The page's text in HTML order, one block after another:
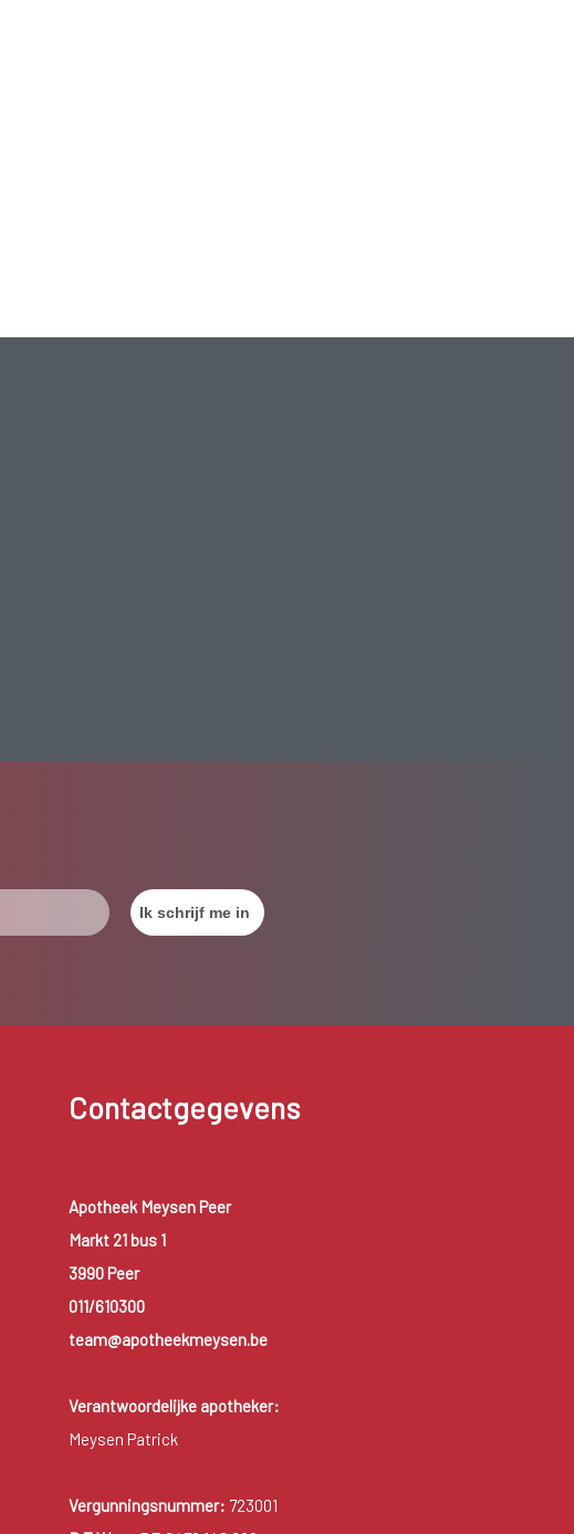
Contactgegevens
Apotheek Meysen Peer
Markt 21 bus 1
3990 Peer
011/610300
team@apotheekmeysen.be
Verantwoordelijke apotheker:
Meysen Patrick
Vergunningsnummer: 723001